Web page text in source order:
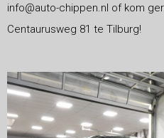
info@auto-chippen.nl of kom
Centaurusweg 81 te Tilburg!